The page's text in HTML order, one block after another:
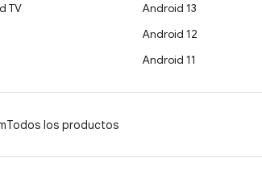
TV
Android 13
Android 12
Android 11
Todos los productos